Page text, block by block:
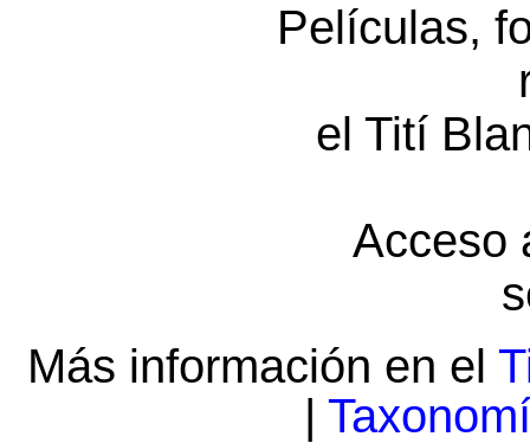
Películas,
el Tití
Acceso
Más información en el
|